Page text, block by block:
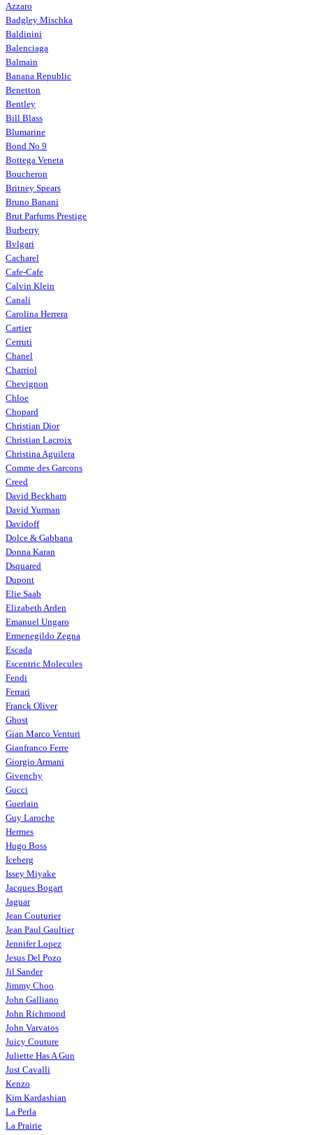
Azzaro
Badgley Mischka
Baldinini
Balenciaga
Balmain
Banana Republic
Benetton
Bentley
Bill Blass
Blumarine
Bond No 9
Bottega Veneta
Boucheron
Britney Spears
Bruno Banani
Brut Parfums Prestige
Burberry
Bvlgari
Cacharel
Cafe-Cafe
Calvin Klein
Canali
Carolina Herrera
Cartier
Cerruti
Chanel
Charriol
Chevignon
Chloe
Chopard
Christian Dior
Christian Lacroix
Christina Aguilera
Comme des Garcons
Creed
David Beckham
David Yurman
Davidoff
Dolce & Gabbana
Donna Karan
Dsquared
Dupont
Elie Saab
Elizabeth Arden
Emanuel Ungaro
Ermenegildo Zegna
Escada
Escentric Molecules
Fendi
Ferrari
Franck Oliver
Ghost
Gian Marco Venturi
Gianfranco Ferre
Giorgio Armani
Givenchy
Gucci
Guerlain
Guy Laroche
Hermes
Hugo Boss
Iceberg
Issey Miyake
Jacques Bogart
Jaguar
Jean Couturier
Jean Paul Gaultier
Jennifer Lopez
Jesus Del Pozo
Jil Sander
Jimmy Choo
John Galliano
John Richmond
John Varvatos
Juicy Couture
Juliette Has A Gun
Just Cavalli
Kenzo
Kim Kardashian
La Perla
La Prairie